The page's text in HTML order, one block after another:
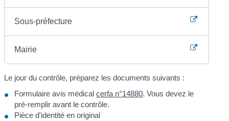
Sous-préfecture
Mairie
Le jour du contrôle, préparez les documents suivants :
Formulaire avis médicalcerfa n°14880. Vous devez le
pré-remplir avant le contrôle.
Pièce d'identité en original